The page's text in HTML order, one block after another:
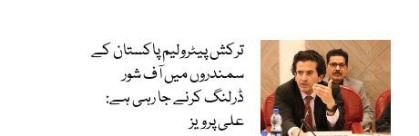
ترکش پیٹرولیم پاکستان کے
سمندروں میں آف شور
ڈرلنگ کرنے جا رہی ہے:
علی پرویز